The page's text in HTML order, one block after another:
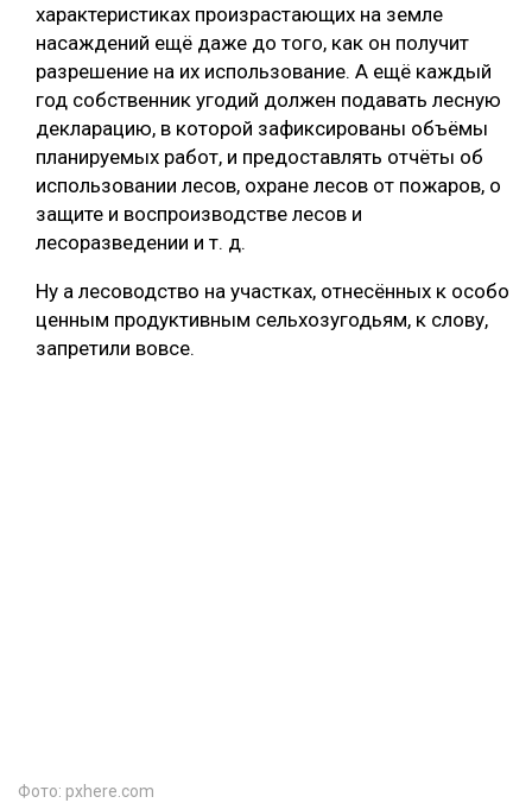
характеристиках произрастающих на земле
насаждений ещё даже до того, как он получит
разрешение на их использование. А ещё каждый
год собственник угодий должен подавать лесную
декларацию, в которой зафиксированы объёмы
планируемых работ, и предоставлять отчёты об
использовании лесов, охране лесов от пожаров, о
защите и воспроизводстве лесов и
лесоразведении и т. д.
Ну а лесоводство на участках, отнесённых к особо
ценным продуктивным сельхозугодьям, к слову,
запретили вовсе.
Фото: pxhere.com